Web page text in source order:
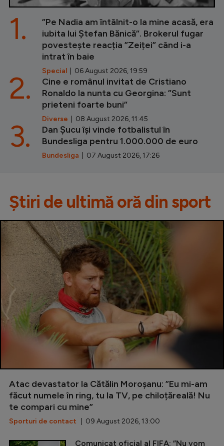
”Pe Nadia am întâlnit-o la mine acasă, era
iubita lui Ștefan Bănică”. Brokerul fugar
povestește reacția ”Zeiței” când i-a
intrat în baie
Special | 06 August 2026, 19:59
1.
Cine e românul invitat de Cristiano
Ronaldo la nunta cu Georgina: ”Sunt
prieteni foarte buni”
Diverse | 08 August 2026, 11:45
2.
Dan Șucu își vinde fotbalistul în
Bundesliga pentru 1.000.000 de euro
Bundesliga | 07 August 2026, 17:26
3.
Știri de ultimă oră din sport
Atac devastator la Cătălin Moroșanu: ”Eu mi-am
făcut numele în ring, tu la TV, pe chiloțăreală! Nu
te compari cu mine”
Sporturi de contact | 09 August 2026, 13:00
Comunicat oficial al FIFA: ”Nu vom